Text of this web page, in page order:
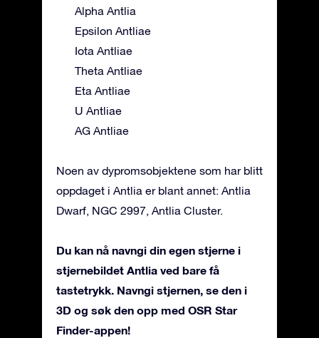
Alpha Antlia
Epsilon Antliae
Iota Antliae
Theta Antliae
Eta Antliae
U Antliae
AG Antliae
Noen av dypromsobjektene som har blitt
oppdaget i Antlia er blant annet: Antlia
Dwarf, NGC 2997, Antlia Cluster.
Du kan nå navngi din egen stjerne i
stjernebildet Antlia ved bare få
tastetrykk. Navngi stjernen, se den i
3D og søk den opp med OSR Star
Finder-appen!